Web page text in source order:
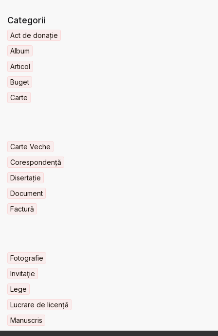
Categorii
Act de donație
Album
Articol
Buget
Carte
Carte Veche
Corespondență
Disertație
Document
Factură
Fotografie
Invitaţie
Lege
Lucrare de licență
Manuscris